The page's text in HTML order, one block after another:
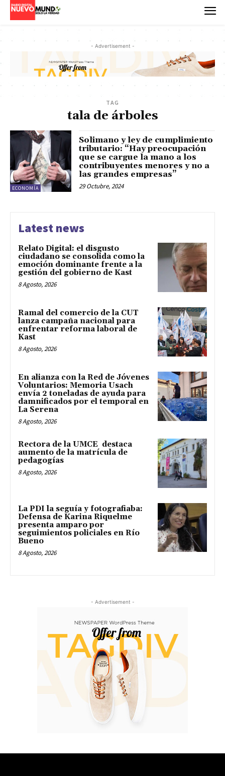
- Advertisement -
TAG
tala de árboles
ECONOMÍA
Solimano y ley de cumplimiento
tributario: “Hay preocupación
que se cargue la mano a los
contribuyentes menores y no a
las grandes empresas”
29 Octubre, 2024
Latest news
Relato Digital: el disgusto
ciudadano se consolida como la
emoción dominante frente a la
gestión del gobierno de Kast
8 Agosto, 2026
Ramal del comercio de la CUT
lanza campaña nacional para
enfrentar reforma laboral de
Kast
8 Agosto, 2026
En alianza con la Red de Jóvenes
Voluntarios: Memoria Usach
envía 2 toneladas de ayuda para
damnificados por el temporal en
La Serena
8 Agosto, 2026
Rectora de la UMCE destaca
aumento de la matrícula de
pedagogías
8 Agosto, 2026
La PDI la seguía y fotografiaba:
Defensa de Karina Riquelme
presenta amparo por
seguimientos policiales en Río
Bueno
8 Agosto, 2026
- Advertisement -